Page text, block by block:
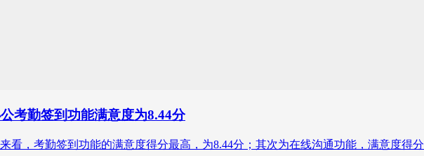
考勤签到功能满意度为8.44分
看，考勤签到功能的满意度得分最高，为8.44分；其次为在线沟通功能，满意度得